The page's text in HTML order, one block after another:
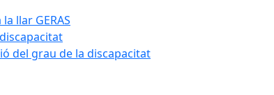
llar GERAS
del grau de la discapacitat